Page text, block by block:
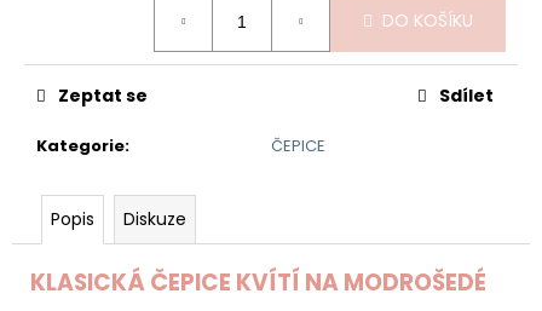
DO KOŠÍKU
Kategorie: ČEPICE
Zeptat se Sdílet
Popis Diskuze
KLASICKÁ ČEPICE KVÍTÍ NA MODROŠEDÉ
e
DĚTSKÁ
AFRICKÁ
ZVÍŘATA
GEPARD
620
Kč